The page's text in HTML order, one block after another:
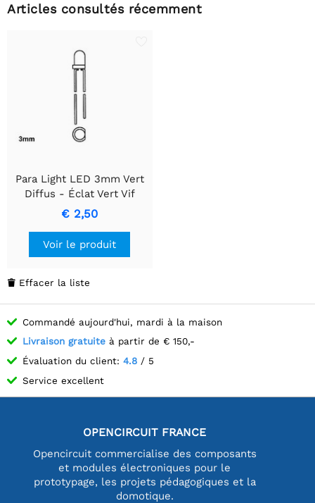
Articles consultés récemment
Para Light LED 3mm Vert
Diffus - Éclat Vert Vif
Consistant
€ 2,50
Voir le produit
 Effacer la liste
Commandé aujourd'hui, mardi à la maison
Livraison gratuite à partir de € 150,-
Évaluation du client: 4.8 / 5
Service excellent
OPENCIRCUIT FRANCE
Opencircuit commercialise des composants
et modules électroniques pour le
prototypage, les projets pédagogiques et la
domotique.